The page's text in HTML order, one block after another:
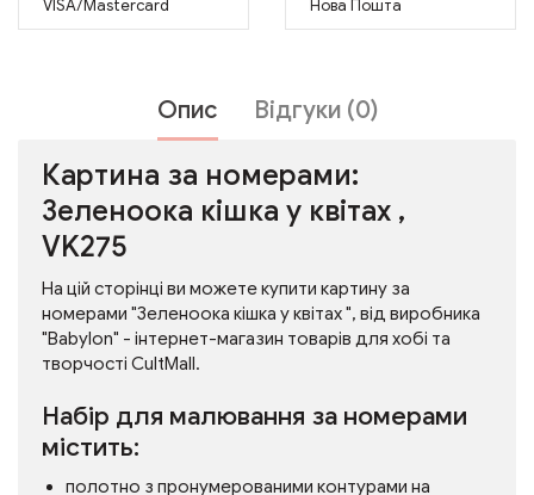
VISA/Mastercard
Нова Пошта
Опис Відгуки (0)
Картина за номерами:
Зеленоока кішка у квітах ,
VK275
На цій сторінці ви можете купити картину за
номерами "Зеленоока кішка у квітах ", від виробника
"Babylon" - інтернет-магазин товарів для хобі та
творчості CultMall.
Набір для малювання за номерами
містить:
полотно з пронумерованими контурами на